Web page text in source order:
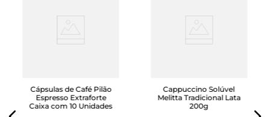
Cápsulas de Café Pilão
Espresso Extraforte
Caixa com 10 Unidades
Cappuccino Solúvel
Melitta Tradicional Lata
200g